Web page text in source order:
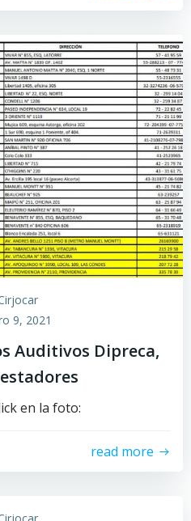
9, 2021
Auditivos Dipreca,
en la foto:
read more